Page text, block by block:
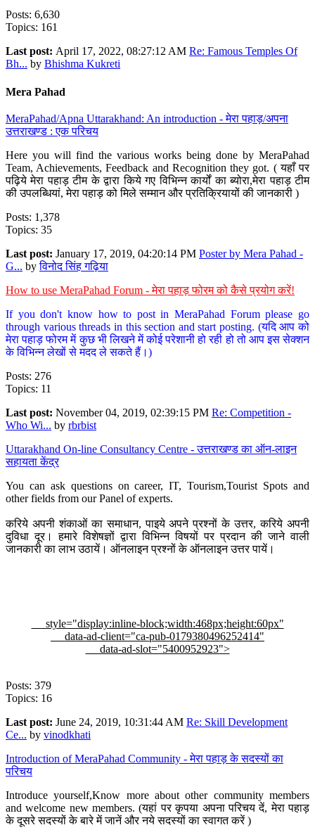
Posts: 6,630
Topics: 161
Last post: April 17, 2022, 08:27:12 AM Re: Famous Temples Of
Bh... by Bhishma Kukreti
Mera Pahad
MeraPahad/Apna Uttarakhand: An introduction - मेरा पहाड़/अपना
उत्तराखण्ड : एक परिचय
Here you will find the various works being done by MeraPahad
Team, Achievements, Feedback and Recognition they got. ( यहाँ पर
पढ़िये मेरा पहाड़ टीम के द्वारा किये गए विभिन्न कार्यों का ब्योरा,मेरा पहाड़ टीम
की उपलब्धियां, मेरा पहाड़ को मिले सम्मान और प्रतिक्रियायों की जानकारी )
Posts: 1,378
Topics: 35
Last post: January 17, 2019, 04:20:14 PM Poster by Mera Pahad -
G... byविनोद सिंह गढ़िया
How to use MeraPahad Forum - मेरा पहाड़ फोरम को कैसे प्रयोग करें!
If you don't know how to post in MeraPahad Forum please go
through various threads in this section and start posting. (यदि आप को
मेरा पहाड़ फोरम में कुछ भी लिखने में कोई परेशानी हो रही हो तो आप इस सेक्शन
के विभिन्न लेखों से मदद ले सकते हैं।)
Posts: 276
Topics: 11
Last post: November 04, 2019, 02:39:15 PM Re: Competition -
Who Wi... by rbrbist
Uttarakhand On-line Consultancy Centre - उत्तराखण्ड का ऑन-लाइन
सहायता केंद्र
You can ask questions on career, IT, Tourism,Tourist Spots and
other fields from our Panel of experts.
करिये अपनी शंकाओं का समाधान, पाइये अपने प्रश्नों के उत्तर, करिये अपनी
दुविधा दूर। हमारे विशेषज्ञों द्वारा विभिन्न विषयों पर प्रदान की जाने वाली
जानकारी का लाभ उठायें। ऑनलाइन प्रश्नों के ऑनलाइन उत्तर पायें।
style="display:inline-block;width:468px;height:60px"
data-ad-client="ca-pub-0179380496252414"
data-ad-slot="5400952923">
Posts: 379
Topics: 16
Last post: June 24, 2019, 10:31:44 AM Re: Skill Development
Ce... by vinodkhati
Introduction of MeraPahad Community - मेरा पहाड़ के सदस्यों का
परिचय
Introduce yourself,Know more about other community members
and welcome new members. (यहां पर कृपया अपना परिचय दें, मेरा पहाड़
के दूसरे सदस्यों के बारे में जानें और नये सदस्यों का स्वागत करें )